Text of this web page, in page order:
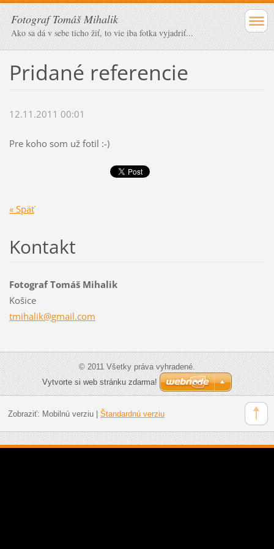
Fotograf Tomáš Mihalik
Ako sa dá v sebe ticho žiť, to vie iba fotka vyjadriť...
Pridané referencie
12.11.2011 00:01
Pre koho som už fotil :-)
« Späť
Kontakt
Fotograf Tomáš Mihalik
Košice
tmihalik@gmail.com
© 2011 Všetky práva vyhradené.
Vytvorte si web stránku zdarma!
Zobraziť: Mobilnú verziu| Štandardnú verziu